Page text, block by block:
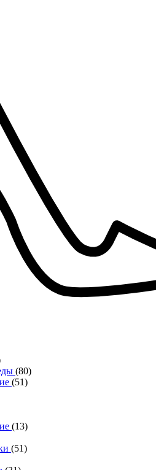
(80)
(51)
(13)
(51)